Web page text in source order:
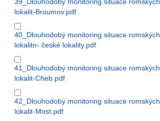
39_Dlouhodobý monitoring situace romských
lokalit-Broumov.pdf
40_Dlouhodobý monitoring situace romských
lokalitn- české lokality.pdf
41_Dlouhodobý monitoring situace romských
lokalit-Cheb.pdf
42_Dlouhodobý monitoring situace romských
lokalit-Most.pdf